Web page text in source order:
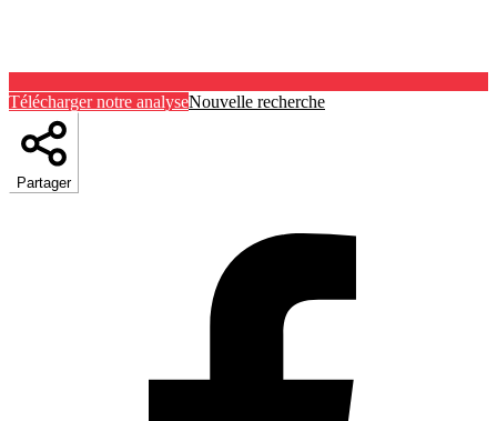
Télécharger notre analyseNouvelle recherche
Partager